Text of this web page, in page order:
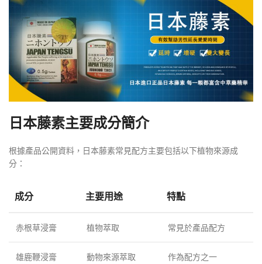
日本藤素主要成分簡介
根據產品公開資料，日本藤素常見配方主要包括以下植物來源成
分：
成分 主要用途 特點
赤根草浸膏 植物萃取 常見於產品配方
雄鹿鞭浸膏 動物來源萃取 作為配方之一